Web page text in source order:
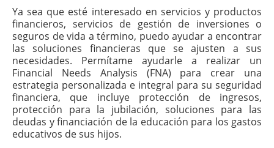
Ya sea que esté interesado en servicios y productos
financieros, servicios de gestión de inversiones o
seguros de vida a término, puedo ayudar a encontrar
las soluciones financieras que se ajusten a sus
necesidades. Permítame ayudarle a realizar un
Financial Needs Analysis (FNA) para crear una
estrategia personalizada e integral para su seguridad
financiera, que incluye protección de ingresos,
protección para la jubilación, soluciones para las
deudas y financiación de la educación para los gastos
educativos de sus hijos.